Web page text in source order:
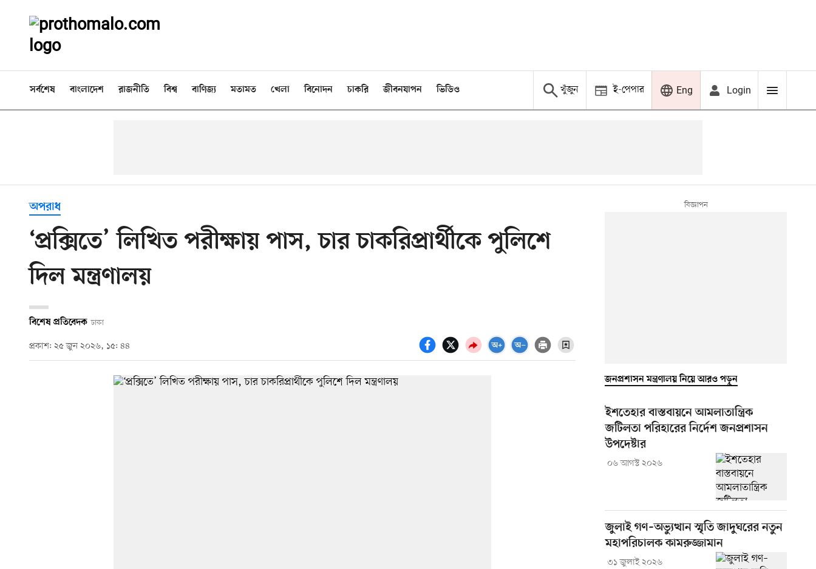
সর্বশেষ বাংলাদেশ রাজনীতি বিশ্ব বাণিজ্য মতামত খেলা বিনোদন চাকরি জীবনযাপন ভিডিও খুঁজুন ই-পেপার Eng Login
অপরাধ
‘প্রক্সিতে’ লিখিত পরীক্ষায় পাস, চার চাকরিপ্রার্থীকে পুলিশে
দিল মন্ত্রণালয়
বিশেষ প্রতিবেদক ঢাকা
প্রকাশ: ২৫ জুন ২০২৬, ১৫: ৪৪
জনপ্রশাসন মন্ত্রণালয় নিয়ে আরও পড়ুন
ইশতেহার বাস্তবায়নে আমলাতান্ত্রিক
জটিলতা পরিহারের নির্দেশ জনপ্রশাসন
উপদেষ্টার
০৬ আগস্ট ২০২৬
জুলাই গণ–অভ্যুত্থান স্মৃতি জাদুঘরের নতুন
মহাপরিচালক কামরুজ্জামান
৩১ জুলাই ২০২৬